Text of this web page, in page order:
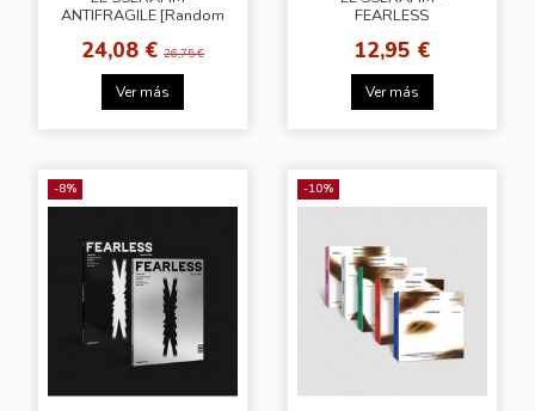
ANTIFRAGILE [Random
24,08 €26,75 €
Ver más
FEARLESS
Ver.]
12,95 €
Ver más
-8% -10%